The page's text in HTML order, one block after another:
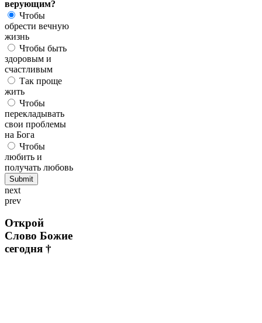
верующим?
Чтобы
обрести вечную
жизнь
Чтобы быть
здоровым и
счастливым
Так проще
жить
Чтобы
перекладывать
свои проблемы
на Бога
Чтобы
любить и
получать любовь
next
prev
Открой
Слово Божие
сегодня †